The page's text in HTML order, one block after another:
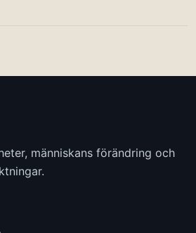
människans förändring och